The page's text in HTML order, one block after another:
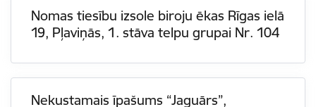
Nomas tiesību izsole biroju ēkas Rīgas ielā
19, Pļaviņās, 1. stāva telpu grupai Nr. 104
Nekustamais īpašums “Jaguārs”,